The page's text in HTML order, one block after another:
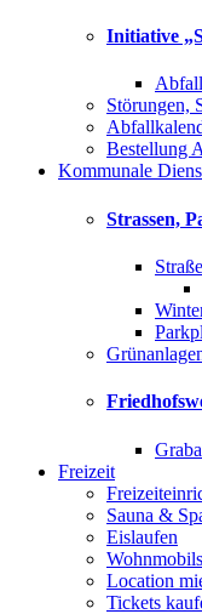
Initiative
Störungen,
Bestellung
Kommunale
Strassen,
Freizeit
Sauna &
Eislaufen
Location
Tickets